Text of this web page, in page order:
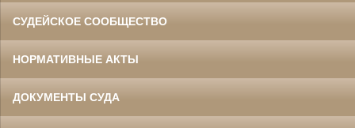
СУДЕЙСКОЕ СООБЩЕСТВО
НОРМАТИВНЫЕ АКТЫ
ДОКУМЕНТЫ СУДА